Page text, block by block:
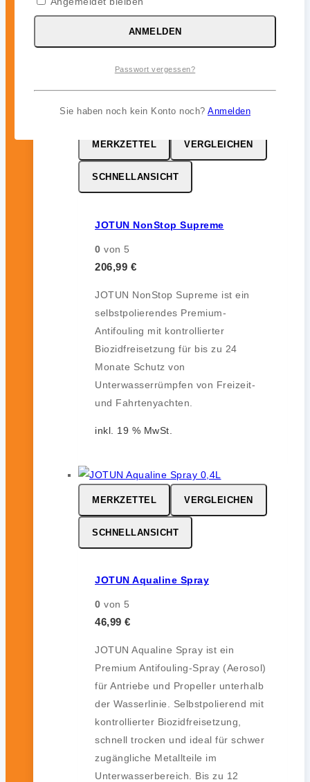
12 Monate) im Unterwasserbereich.
MERKZETTEL VERGLEICHEN
SCHNELLANSICHT
JOTUN NonStop Supreme
0 von 5
206,99 €
JOTUN NonStop Supreme ist ein
selbstpolierendes Premium-
Antifouling mit kontrollierter
Biozidfreisetzung für bis zu 24
Monate Schutz von
Unterwasserrümpfen von Freizeit-
und Fahrtenyachten.
inkl. 19 % MwSt.
MERKZETTEL VERGLEICHEN
SCHNELLANSICHT
JOTUN Aqualine Spray
0 von 5
46,99 €
JOTUN Aqualine Spray ist ein
Premium Antifouling-Spray (Aerosol)
für Antriebe und Propeller unterhalb
der Wasserlinie. Selbstpolierend mit
kontrollierter Biozidfreisetzung,
schnell trocken und ideal für schwer
zugängliche Metallteile im
Unterwasserbereich. Bis zu 12
ANMELDEN
Passwort vergessen?
Sie haben noch kein Konto noch? Anmelden